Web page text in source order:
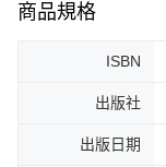
商品規格
ISBN
出版社
出版日期